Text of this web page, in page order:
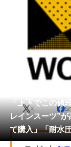
会員記事
メディア
注目記事を集め
「上下でこの値
レインスーツ”
て購入」「耐水
X